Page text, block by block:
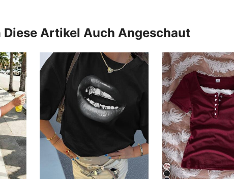
Diese Artikel Auch Angeschaut